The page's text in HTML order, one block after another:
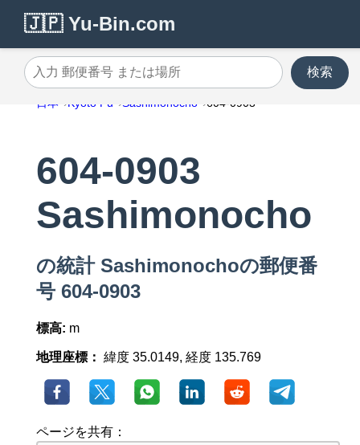
🇯🇵 Yu-Bin.com
入力 郵便番号 または場所
検索
日本 Kyoto Fu Sashimonocho 604-0903
604-0903
Sashimonocho
の統計 Sashimonochoの郵便番
号 604-0903
標高: m
地理座標： 緯度 35.0149, 経度 135.769
ページを共有：